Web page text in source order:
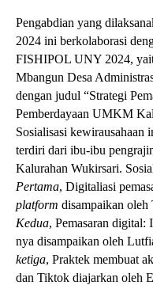
Pengabdian yang
2024 ini berkolaborasi
FISHIPOL UNY 2024,
Mbangun Desa
dengan judul “Strategi
Pemberdayaan UMKM
Sosialisasi kewirausahaan
terdiri dari ibu-ibu
Kalurahan Wukirsari.
Pertama, Digitaliasi
platform disampaikan
Kedua, Pemasaran digital:
nya disampaikan oleh
ketiga, Praktek membuat
dan Tiktok diajarkan oleh